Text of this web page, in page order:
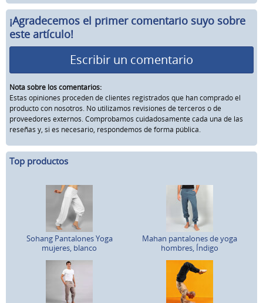
¡Agradecemos el primer comentario suyo sobre
este artículo!
Escribir un comentario
Nota sobre los comentarios:
Estas opiniones proceden de clientes registrados que han comprado el
producto con nosotros. No utilizamos revisiones de terceros o de
proveedores externos. Comprobamos cuidadosamente cada una de las
reseñas y, si es necesario, respondemos de forma pública.
Top productos
Sohang Pantalones Yoga
mujeres, blanco
Mahan pantalones de yoga
hombres, Índigo